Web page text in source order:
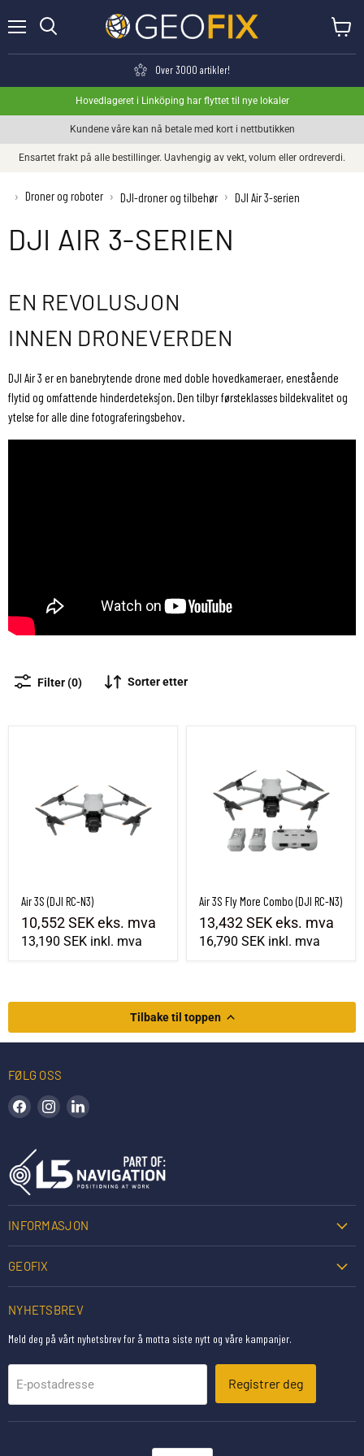
Over 3000 artikler!
Hovedlageret i Linköping har flyttet til nye lokaler
Kundene våre kan nå betale med kort i nettbutikken
Ensartet frakt på alle bestillinger. Uavhengig av vekt, volum eller ordreverdi.
› Droner og roboter › DJI-droner og tilbehør › DJI Air 3-serien
DJI AIR 3-SERIEN
EN REVOLUSJON
INNEN DRONEVERDEN
DJI Air 3 er en banebrytende drone med doble hovedkameraer, enestående
flytid og omfattende hinderdeteksjon. Den tilbyr førsteklasses bildekvalitet og
ytelse for alle dine fotograferingsbehov.
Filter (0) Sorter etter
Air 3S (DJI RC-N3)
10,552 SEKeks. mva
13,190 SEK inkl. mva
Air 3S Fly More Combo (DJI RC-N3)
13,432 SEKeks. mva
16,790 SEK inkl. mva
Tilbake til toppen
FØLG OSS
Finn oss på Facebook
Finn oss på Instagram
INFORMASJON
GEOFIX
NYHETSBREV
Meld deg på vårt nyhetsbrev for å motta siste nytt og våre kampanjer.
E-postadresse Registrer deg